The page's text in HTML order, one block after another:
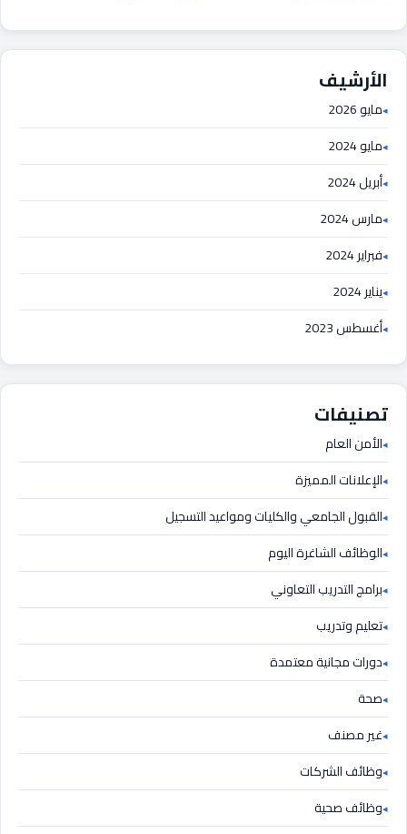
الأرشيف
مايو 2026
مايو 2024
أبريل 2024
مارس 2024
فبراير 2024
يناير 2024
أغسطس 2023
تصنيفات
الأمن العام
الإعلانات المميزة
القبول الجامعي والكليات ومواعيد التسجيل
الوظائف الشاغرة اليوم
برامج التدريب التعاوني
تعليم وتدريب
دورات مجانية معتمدة
صحة
غير مصنف
وظائف الشركات
وظائف صحية